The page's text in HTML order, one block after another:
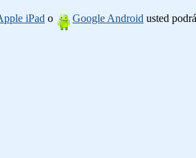
iPad o Google Android usted